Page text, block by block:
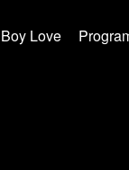
Boy Love